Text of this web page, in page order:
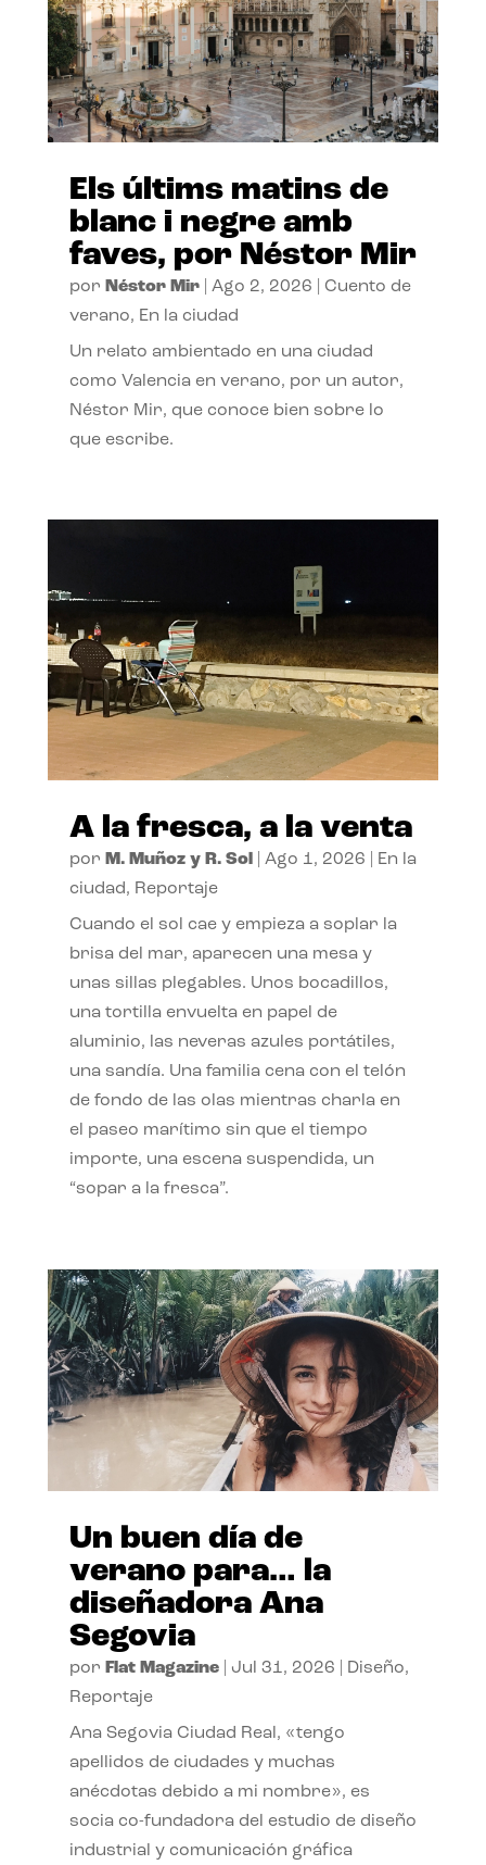
Els últims matins de
blanc i negre amb
faves, por Néstor Mir
por Néstor Mir| Ago 2, 2026
Cuento de
verano, En la ciudad
Un relato ambientado en una ciudad
como Valencia en verano, por un autor,
Néstor Mir, que conoce bien sobre lo
que escribe.
A la fresca, a la venta
por M. Muñoz y R. Sol| Ago 1, 2026
En la
ciudad, Reportaje
Cuando el sol cae y empieza a soplar la
brisa del mar, aparecen una mesa y
unas sillas plegables. Unos bocadillos,
una tortilla envuelta en papel de
aluminio, las neveras azules portátiles,
una sandía. Una familia cena con el telón
de fondo de las olas mientras charla en
el paseo marítimo sin que el tiempo
importe, una escena suspendida, un
“sopar a la fresca”.
Un buen día de
verano para… la
diseñadora Ana
Segovia
por Flat Magazine| Jul 31, 2026 Diseño,
Reportaje
Ana Segovia Ciudad Real, «tengo
apellidos de ciudades y muchas
anécdotas debido a mi nombre», es
socia co-fundadora del estudio de diseño
industrial y comunicación gráfica